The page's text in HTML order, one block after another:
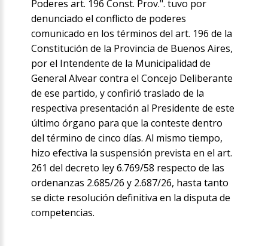
Poderes art. 196 Const. Prov.". tuvo por
denunciado el conflicto de poderes
comunicado en los términos del art. 196 de la
Constitución de la Provincia de Buenos Aires,
por el Intendente de la Municipalidad de
General Alvear contra el Concejo Deliberante
de ese partido, y confirió traslado de la
respectiva presentación al Presidente de este
último órgano para que la conteste dentro
del término de cinco días. Al mismo tiempo,
hizo efectiva la suspensión prevista en el art.
261 del decreto ley 6.769/58 respecto de las
ordenanzas 2.685/26 y 2.687/26, hasta tanto
se dicte resolución definitiva en la disputa de
competencias.